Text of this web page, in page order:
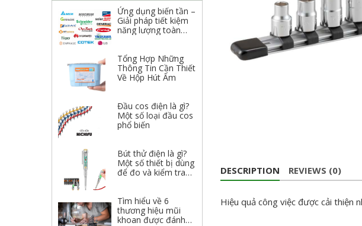
DESCRIPTION REVIEWS (0)
Hiệu quả công việc được cải thiện
Ứng dụng biến tần –
Giải pháp tiết kiệm
năng lượng toàn
Tổng Hợp Những
Thông Tin Cần Thiết
Về Hộp Hút Ẩm
Đầu cos điện là gì?
Một số loại đầu cos
phổ biến
Bút thử điện là gì?
Một số thiết bị dùng
để đo và kiểm tra
Tìm hiểu về 6
thương hiệu mũi
khoan được đánh